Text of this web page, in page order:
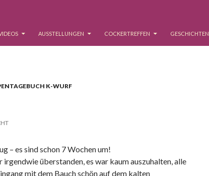
AUSSTELLUNGEN COCKERTREFFEN GESCHICHTEN
K-WURF
– es sind schon 7 Wochen um!
irgendwie überstanden, es war kaum auszuhalten, alle
mit dem Bauch schön auf dem kalten